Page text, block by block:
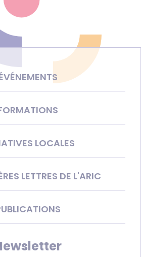
LOCALES
LETTRES DE L'ARIC